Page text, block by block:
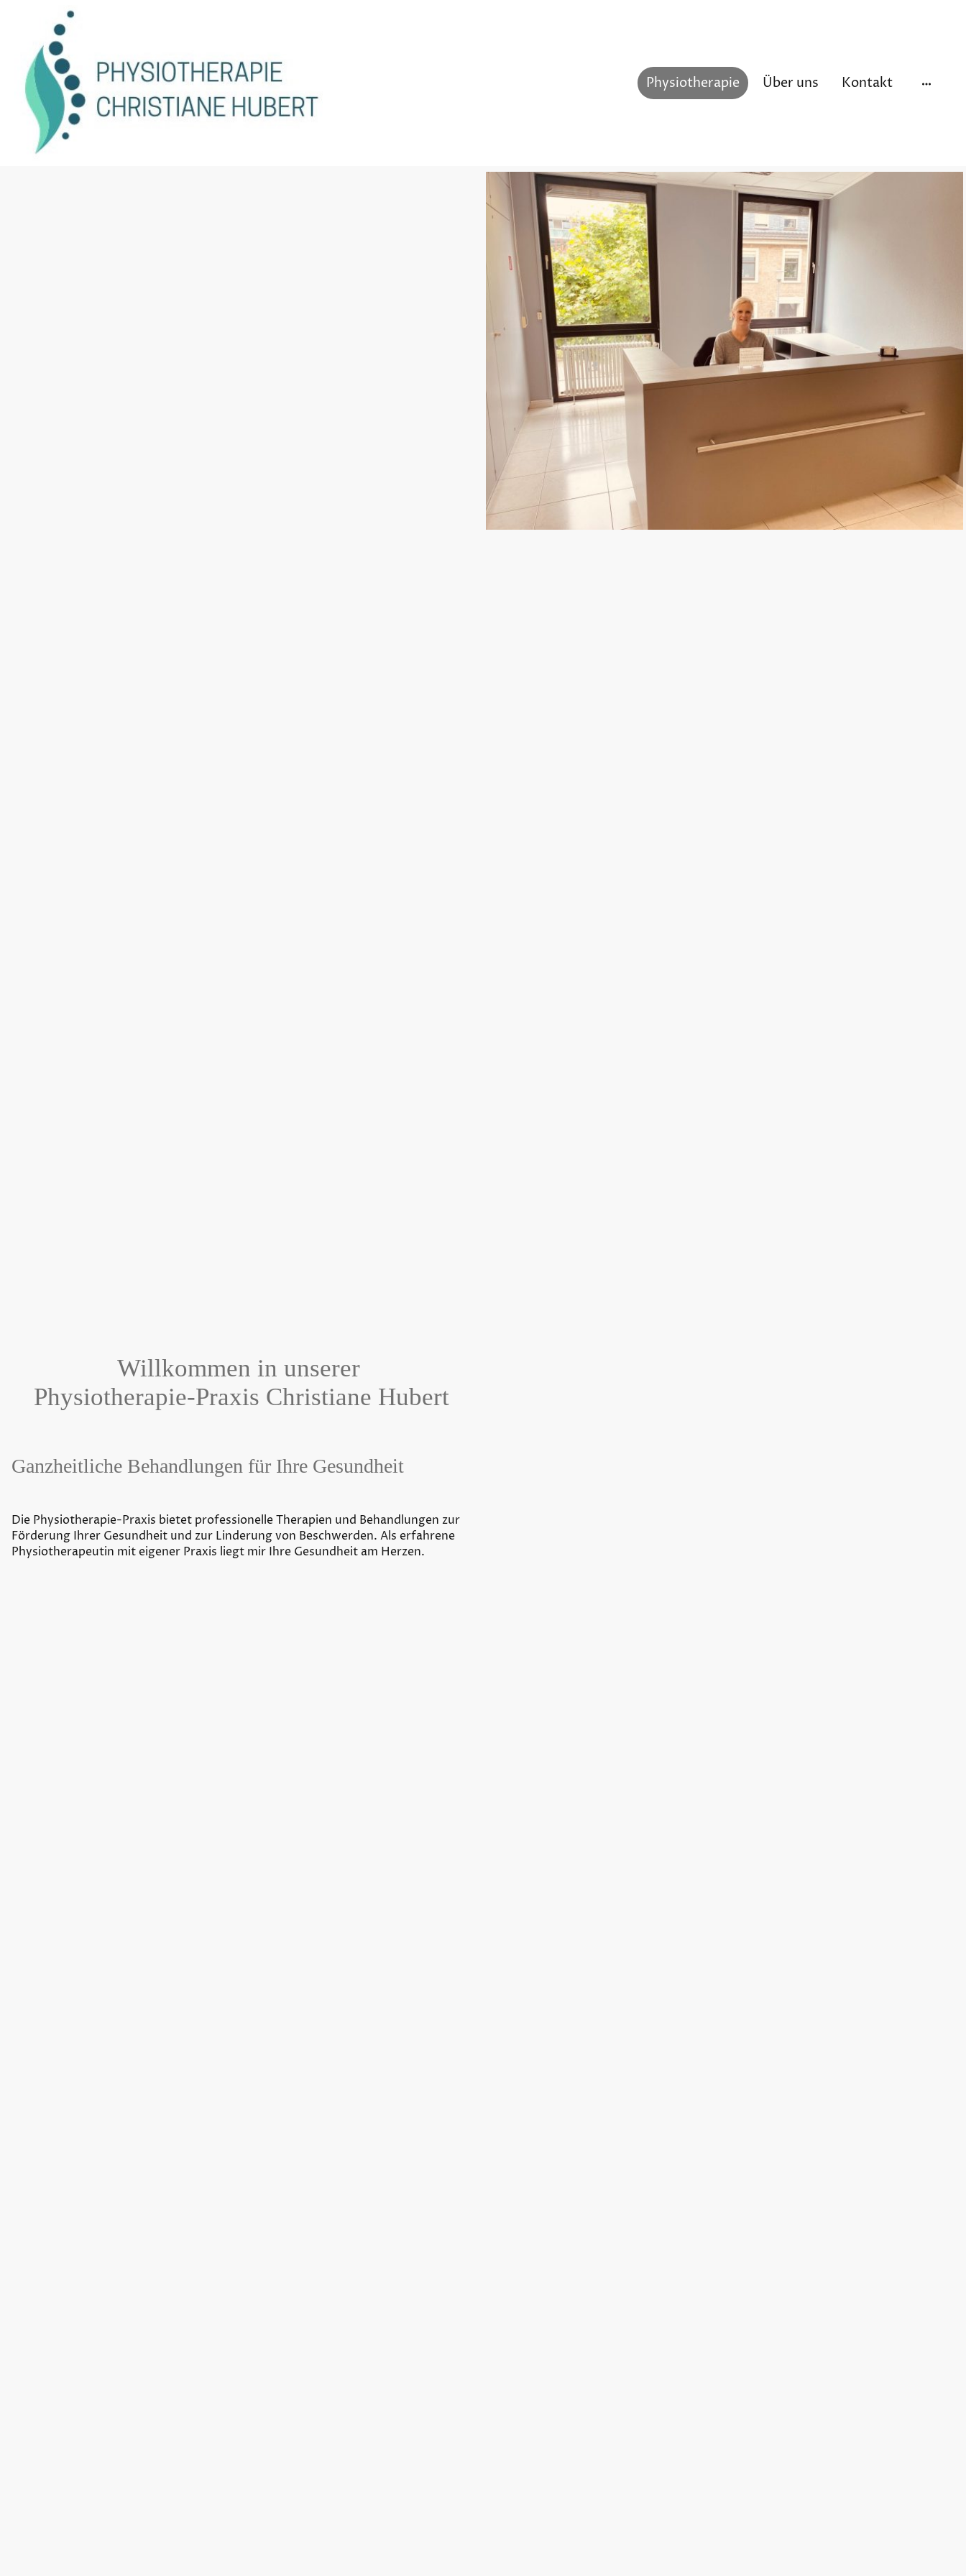
Physiotherapie Über uns Kontakt
Willkommen in unserer
Physiotherapie-Praxis Christiane Hubert
Ganzheitliche Behandlungen für Ihre Gesundheit
Die Physiotherapie-Praxis bietet professionelle Therapien und Behandlungen zur
Förderung Ihrer Gesundheit und zur Linderung von Beschwerden. Als erfahrene
Physiotherapeutin mit eigener Praxis liegt mir Ihre Gesundheit am Herzen.